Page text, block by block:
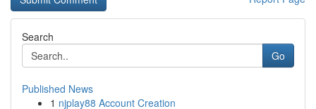
Search
Go
Published News
1 njplay88 Account Creation